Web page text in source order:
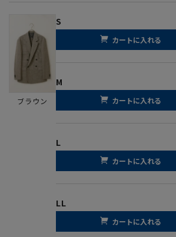
ブラウン
S
カートに入れる
M
カートに入れる
L
カートに入れる
LL
カートに入れる